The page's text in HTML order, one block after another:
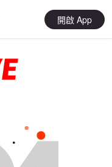
開啟 App